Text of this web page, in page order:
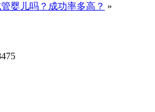
婴儿吗？成功率多高？ »